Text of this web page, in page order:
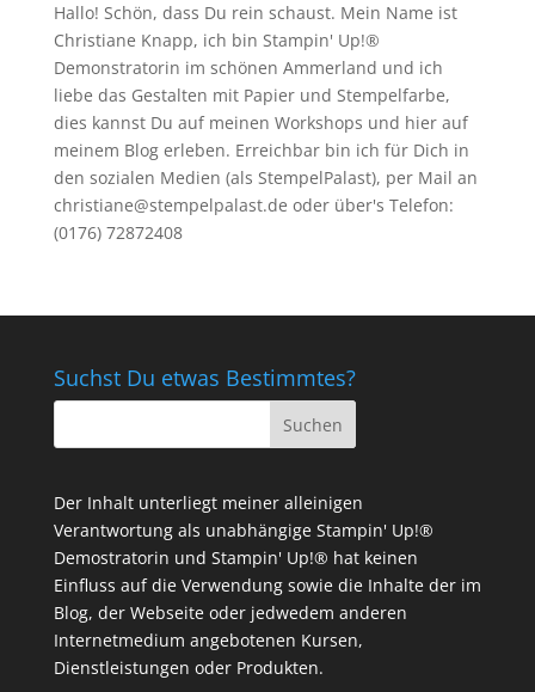
Hallo! Schön, dass Du rein schaust. Mein Name ist
Christiane Knapp, ich bin Stampin' Up!®
Demonstratorin im schönen Ammerland und ich
liebe das Gestalten mit Papier und Stempelfarbe,
dies kannst Du auf meinen Workshops und hier auf
meinem Blog erleben. Erreichbar bin ich für Dich in
den sozialen Medien (als StempelPalast), per Mail an
christiane@stempelpalast.de oder über's Telefon:
(0176) 72872408
Suchst Du etwas Bestimmtes?
Der Inhalt unterliegt meiner alleinigen
Verantwortung als unabhängige Stampin' Up!®
Demostratorin und Stampin' Up!® hat keinen
Einfluss auf die Verwendung sowie die Inhalte der im
Blog, der Webseite oder jedwedem anderen
Internetmedium angebotenen Kursen,
Dienstleistungen oder Produkten.